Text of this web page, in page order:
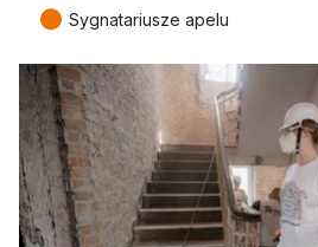
● Sygnatariusze apelu